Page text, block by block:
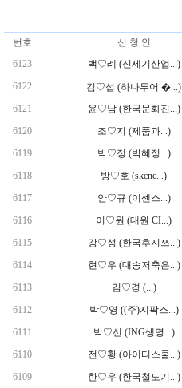
번호 신 청 인
6123
백♡례 (신세기산업...)
6122
김♡섭 (하나투어 �...)
6121
윤♡남 (한국문화진...)
6120
조♡지 (제품과...)
6119
박♡정 (박혜정...)
6118
방♡호 (skcnc...)
6117
안♡규 (이센스...)
6116
이♡원 (대원 CI...)
6115
강♡성 (한국후지쯔...)
6114
현♡우 (대송저축은...)
6113
김♡경 (...)
6112
박♡영 ((주)지팍스...)
6111
박♡선 (ING생명...)
6110
전♡황 (아이티스쿨...)
6109
한♡우 (한국철도기...)